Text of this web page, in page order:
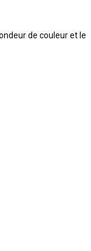
de couleur et le